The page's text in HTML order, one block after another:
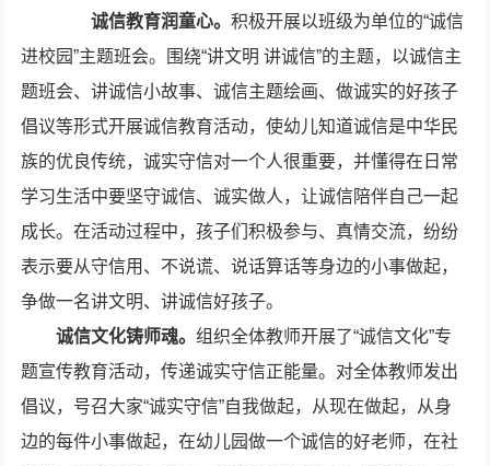
诚信教育润童心。积极开展以班级为单位的“诚信
进校园”主题班会。围绕“讲文明 讲诚信”的主题，以诚信主
题班会、讲诚信小故事、诚信主题绘画、做诚实的好孩子
倡议等形式开展诚信教育活动，使幼儿知道诚信是中华民
族的优良传统，诚实守信对一个人很重要，并懂得在日常
学习生活中要坚守诚信、诚实做人，让诚信陪伴自己一起
成长。在活动过程中，孩子们积极参与、真情交流，纷纷
表示要从守信用、不说谎、说话算话等身边的小事做起，
争做一名讲文明、讲诚信好孩子。
诚信文化铸师魂。组织全体教师开展了“诚信文化”专
题宣传教育活动，传递诚实守信正能量。对全体教师发出
倡议，号召大家“诚实守信”自我做起，从现在做起，从身
边的每件小事做起，在幼儿园做一个诚信的好老师，在社